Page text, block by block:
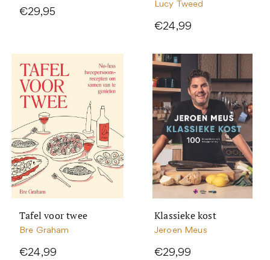
€29,95
Lucy Tweed
€24,99
Tafel voor twee
Bre Graham
€24,99
Klassieke kost
Jeroen Meus
€29,99